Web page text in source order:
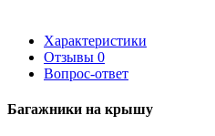
Характеристики
Отзывы 0
Вопрос-ответ
Багажники на крышу